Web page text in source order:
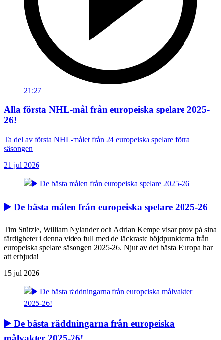
21:27
Alla första NHL-mål från europeiska spelare 2025-
26!
Ta del av första NHL-målet från 24 europeiska spelare förra
säsongen
21 jul 2026
▶️ De bästa målen från europeiska spelare 2025-26
Tim Stützle, William Nylander och Adrian Kempe visar prov på sina
färdigheter i denna video full med de läckraste höjdpunkterna från
europeiska spelare säsongen 2025-26. Njut av det bästa Europa har
att erbjuda!
15 jul 2026
▶️ De bästa räddningarna från europeiska
målvakter 2025-26!